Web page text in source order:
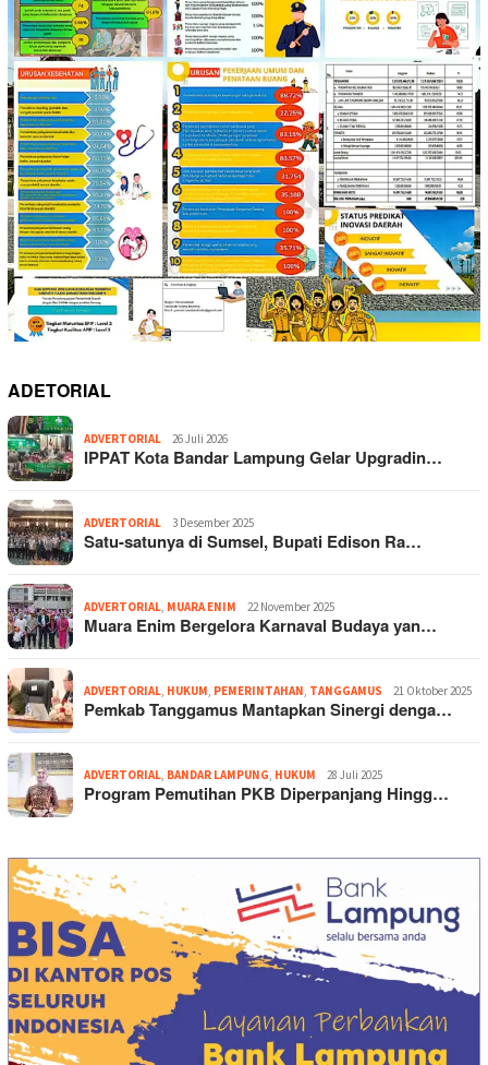
ADETORIAL
ADVERTORIAL 26 Juli 2026
IPPAT Kota Bandar Lampung Gelar Upgradin…
ADVERTORIAL 3 Desember 2025
Satu-satunya di Sumsel, Bupati Edison Ra…
ADVERTORIAL MUARA ENIM 22 November 2025
Muara Enim Bergelora Karnaval Budaya yan…
ADVERTORIAL HUKUM PEMERINTAHAN TANGGAMUS 21 Oktober 2025
Pemkab Tanggamus Mantapkan Sinergi denga…
ADVERTORIAL BANDAR LAMPUNG HUKUM 28 Juli 2025
Program Pemutihan PKB Diperpanjang Hingg…